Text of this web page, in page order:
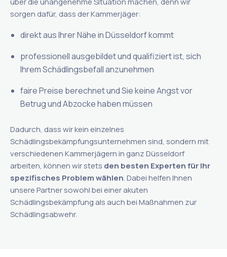
sorgen dafür, dass der Kammerjäger:
direkt aus Ihrer Nähe in Düsseldorf kommt
professionell ausgebildet und qualifiziert ist, sich
Ihrem Schädlingsbefall anzunehmen
faire Preise berechnet und Sie keine Angst vor
Betrug und Abzocke haben müssen
Dadurch, dass wir kein einzelnes
Schädlingsbekämpfungsunternehmen sind, sondern mit
verschiedenen Kammerjägern in ganz Düsseldorf
arbeiten, können wir stets den besten Experten für Ihr
spezifisches Problem wählen. Dabei helfen Ihnen
unsere Partner sowohl bei einer akuten
Schädlingsbekämpfung als auch bei Maßnahmen zur
Schädlingsabwehr.